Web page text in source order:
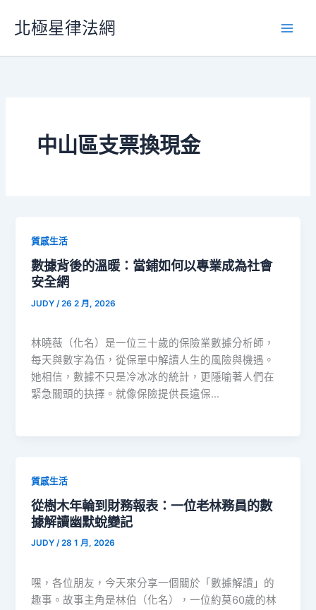
要
北極星律法網
中山區支票換現金
質感生活
數據背後的溫暖：當鋪如何以專業成為社會
安全網
JUDY /26 2 月, 2026
林曉薇（化名）是一位三十歲的保險業數據分析師，
每天與數字為伍，從保單中解讀人生的風險與機遇。
她相信，數據不只是冷冰冰的統計，更隱喻著人們在
緊急關頭的抉擇。就像保險提供長遠保…
質感生活
從樹木年輪到財務報表：一位老林務員的數
據解讀幽默蛻變記
JUDY/28 1 月, 2026
嘿，各位朋友，今天來分享一個關於「數據解讀」的
趣事。故事主角是林伯（化名），一位約莫60歲的林